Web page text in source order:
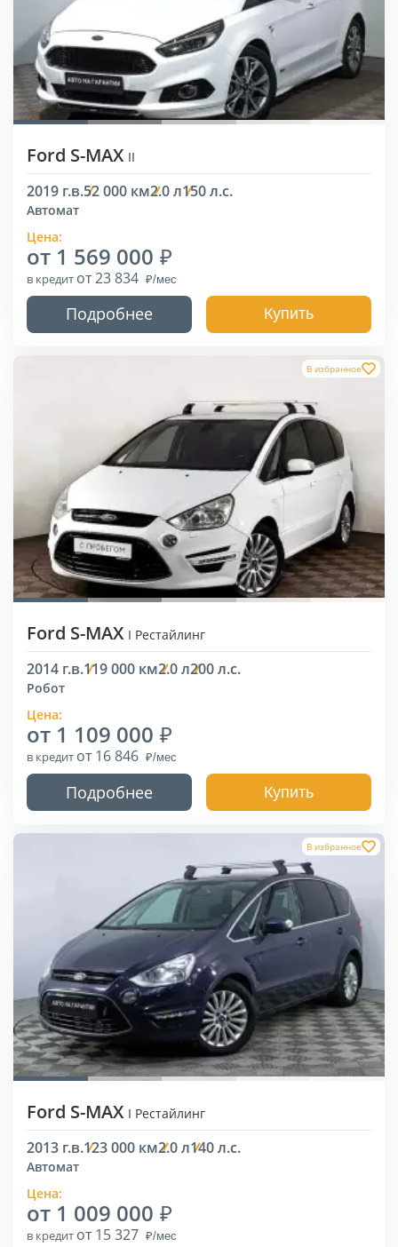
Ford S-MAX II
2019 г.в.52 000 км2.0 л150 л.с.
Автомат
Цена:
от 1 569 000
в кредит от 23 834
Подробнее Купить
В избранное
Ford S-MAX I Рестайлинг
2014 г.в.119 000 км2.0 л200 л.с.
Робот
Цена:
от 1 109 000
в кредит от 16 846
Подробнее Купить
В избранное
Ford S-MAX I Рестайлинг
2013 г.в.123 000 км2.0 л140 л.с.
Автомат
Цена:
от 1 009 000
в кредит от 15 327